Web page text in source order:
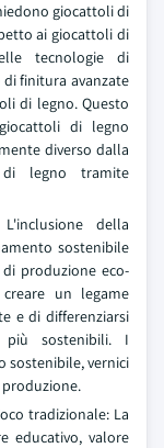
giocattoli di
ai giocattoli di
tecnologie di
finitura avanzate
di legno. Questo
di legno
diverso dalla
di legno tramite
della
sostenibile
produzione eco-
un legame
e di differenziarsi
più sostenibili. I
sostenibile, vernici
tradizionale: La
educativo, valore